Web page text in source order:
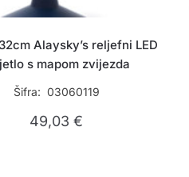
Alaysky’s reljefni LED
s mapom zvijezda
Šifra: 03060119
49,03€